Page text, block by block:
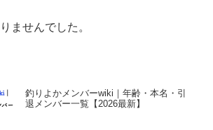
ませんでした。
釣りよかメンバーwiki｜年齢・本名・引
退メンバー一覧【2026最新】